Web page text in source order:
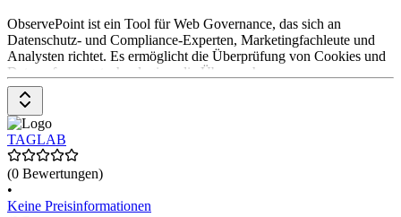
ObservePoint ist ein Tool für Web Governance, das sich an
Datenschutz- und Compliance-Experten, Marketingfachleute und
Analysten richtet. Es ermöglicht die Überprüfung von Cookies und
Datenerfassungstechnologien, die Überwachung von
Kundenerlebnissen und die Kontrolle von Tags auf jeder Seite. Die
Preisgestaltung ist auf Anfrage erhältlich.
TAGLAB
(0 Bewertungen)
•
Keine Preisinformationen